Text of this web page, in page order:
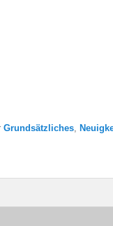
Grundsätzliches